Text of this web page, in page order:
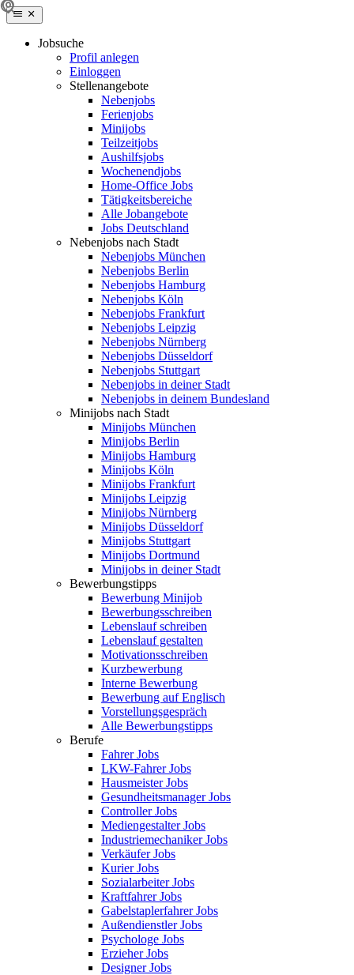
Jobsuche
Profil anlegen
Einloggen
Stellenangebote
Nebenjobs
Ferienjobs
Minijobs
Teilzeitjobs
Aushilfsjobs
Wochenendjobs
Home-Office Jobs
Tätigkeitsbereiche
Alle Jobangebote
Jobs Deutschland
Nebenjobs nach Stadt
Nebenjobs München
Nebenjobs Berlin
Nebenjobs Hamburg
Nebenjobs Köln
Nebenjobs Frankfurt
Nebenjobs Leipzig
Nebenjobs Nürnberg
Nebenjobs Düsseldorf
Nebenjobs Stuttgart
Nebenjobs in deiner Stadt
Nebenjobs in deinem Bundesland
Minijobs nach Stadt
Minijobs München
Minijobs Berlin
Minijobs Hamburg
Minijobs Köln
Minijobs Frankfurt
Minijobs Leipzig
Minijobs Nürnberg
Minijobs Düsseldorf
Minijobs Stuttgart
Minijobs Dortmund
Minijobs in deiner Stadt
Bewerbungstipps
Bewerbung Minijob
Bewerbungsschreiben
Lebenslauf schreiben
Lebenslauf gestalten
Motivationsschreiben
Kurzbewerbung
Interne Bewerbung
Bewerbung auf Englisch
Vorstellungsgespräch
Alle Bewerbungstipps
Berufe
Fahrer Jobs
LKW-Fahrer Jobs
Hausmeister Jobs
Gesundheitsmanager Jobs
Controller Jobs
Mediengestalter Jobs
Industriemechaniker Jobs
Verkäufer Jobs
Kurier Jobs
Sozialarbeiter Jobs
Kraftfahrer Jobs
Gabelstaplerfahrer Jobs
Außendienstler Jobs
Psychologe Jobs
Erzieher Jobs
Designer Jobs